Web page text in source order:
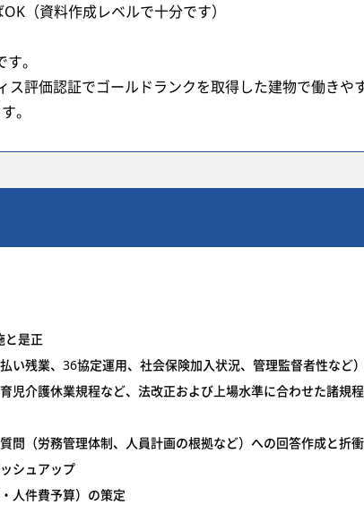
（資料作成レベルで十分です）
。
ス評価認証でゴールドランクを取得した建物で働きや
。
と是正
い残業、36協定運用、社会保険加入状況、管理監督者性など
介護休業規程など、法改正および上場水準に合わせた諸規程
問（労務管理体制、人員計画の根拠など）への回答作成と折衝
シュアップ
人件費予算）の策定